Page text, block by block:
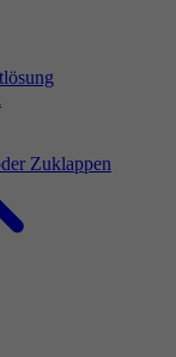
Zuklappen